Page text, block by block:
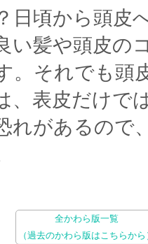
日頃から頭皮
い髪や頭皮の
。それでも頭
、表皮だけで
れがあるので
全かわら版一覧
（過去のかわら版はこちらから